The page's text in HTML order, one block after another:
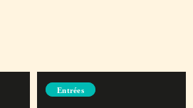
Entrées